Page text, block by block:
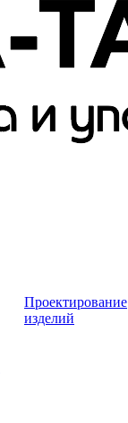
Проектирование
изделий